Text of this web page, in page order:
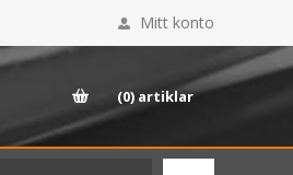
Mitt konto
(0) artiklar